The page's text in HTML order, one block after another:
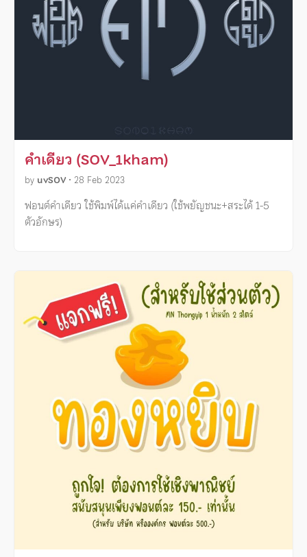
คำเดียว (SOV_1kham)
by uvSOV • 28 Feb 2023
ฟอนต์คำเดียว ใช้พิมพ์ได้แค่คำเดียว (ใช้พยัญชนะ+สระได้ 1-5
ตัวอักษร)